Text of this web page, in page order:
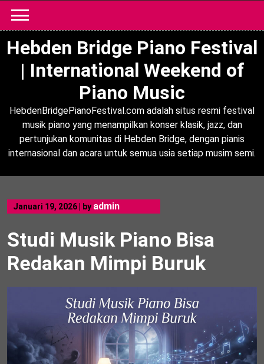
content
Hebden Bridge Piano Festival
| International Weekend of
Piano Music
HebdenBridgePianoFestival.com adalah situs resmi festival
musik piano yang menampilkan konser klasik, jazz, dan
pertunjukan komunitas di Hebden Bridge, dengan pianis
internasional dan acara untuk semua usia setiap musim semi.
Januari 19, 2026 by admin
Studi Musik Piano Bisa
Redakan Mimpi Buruk